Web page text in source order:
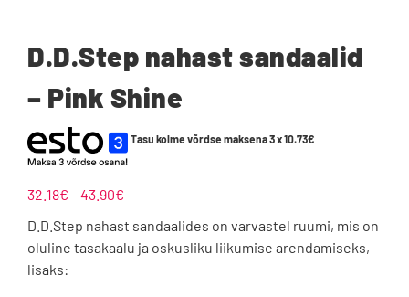
D.D.Step nahast sandaalid
– Pink Shine
Tasu kolme võrdse maksena 3 x10.73€
32.18€ –43.90€
43.90€
D.D.Step nahast sandaalides on varvastel ruumi, mis on
oluline tasakaalu ja oskusliku liikumise arendamiseks,
lisaks: